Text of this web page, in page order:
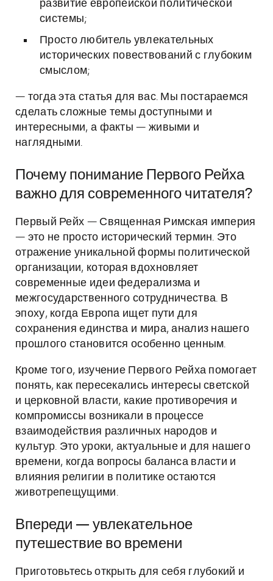
развитие европейской политической
системы;
Просто любитель увлекательных
исторических повествований с глубоким
смыслом;
— тогда эта статья для вас. Мы постараемся
сделать сложные темы доступными и
интересными, а факты — живыми и
наглядными.
Почему понимание Первого Рейха
важно для современного читателя?
Первый Рейх — Священная Римская империя
— это не просто исторический термин. Это
отражение уникальной формы политической
организации, которая вдохновляет
современные идеи федерализма и
межгосударственного сотрудничества. В
эпоху, когда Европа ищет пути для
сохранения единства и мира, анализ нашего
прошлого становится особенно ценным.
Кроме того, изучение Первого Рейха помогает
понять, как пересекались интересы светской
и церковной власти, какие противоречия и
компромиссы возникали в процессе
взаимодействия различных народов и
культур. Это уроки, актуальные и для нашего
времени, когда вопросы баланса власти и
влияния религии в политике остаются
животрепещущими.
Впереди — увлекательное
путешествие во времени
Приготовьтесь открыть для себя глубокий и